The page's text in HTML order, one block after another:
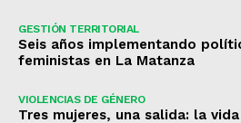
GESTIÓN TERRITORIAL
Seis años implementando
feministas en La Matanza
VIOLENCIAS DE GÉNERO
Tres mujeres, una salida: la